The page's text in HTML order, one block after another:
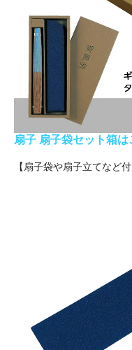
扇子 扇子袋セット箱は
【扇子袋や扇子立てなど